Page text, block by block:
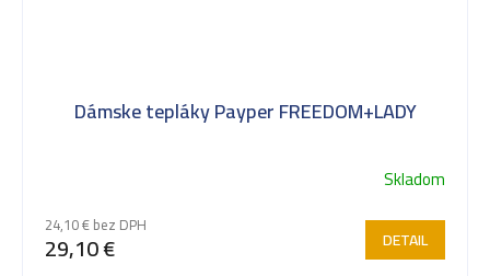
Dámske tepláky Payper FREEDOM+LADY
Skladom
24,10 € bez DPH
29,10 € DETAIL